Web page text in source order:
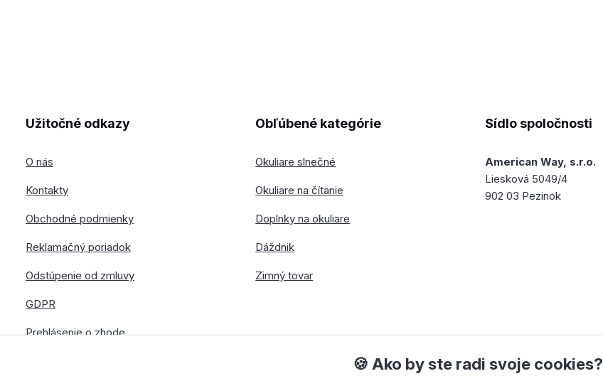
Užitočné odkazy
O nás
Kontakty
Obchodné podmienky
Reklamačný poriadok
Odstúpenie od zmluvy
GDPR
Prehlásenie o zhode
Obľúbené kategórie
Okuliare slnečné
Okuliare na čítanie
Doplnky na okuliare
Dáždnik
Zimný tovar
Sídlo spoločnosti
American Way, s.r.o.
Liesková 5049/4
902 03 Pezinok
🍪 Ako by ste radi svoje cookies?